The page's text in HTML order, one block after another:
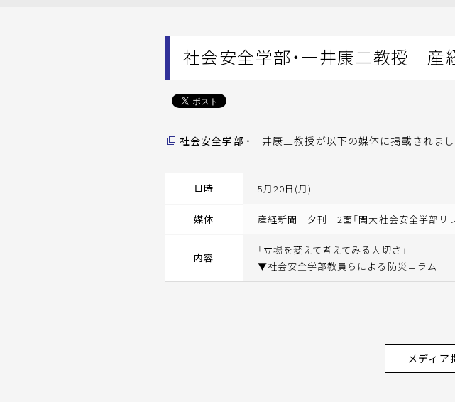
社会安全学部・一井康二教授 産
社会安全学部 ・一井康二教授が以下の媒体に掲載されまし
日時 5月20日(月)
媒体 産経新聞 夕刊 2面「関大社会安全学部リレ
内容
「立場を変えて考えてみる大切さ」
▼社会安全学部教員らによる防災コラム
メディア